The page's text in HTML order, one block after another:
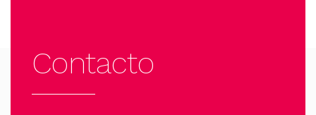
Contacto